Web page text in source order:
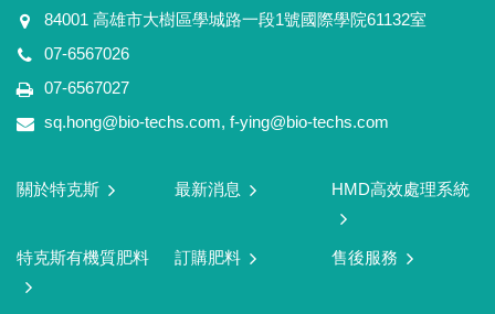
84001 高雄市大樹區學城路一段1號國際學院61132室
07-6567026
07-6567027
sq.hong@bio-techs.com, f-ying@bio-techs.com
關於特克斯 最新消息 HMD高效處理系統
特克斯有機質肥料 訂購肥料 售後服務